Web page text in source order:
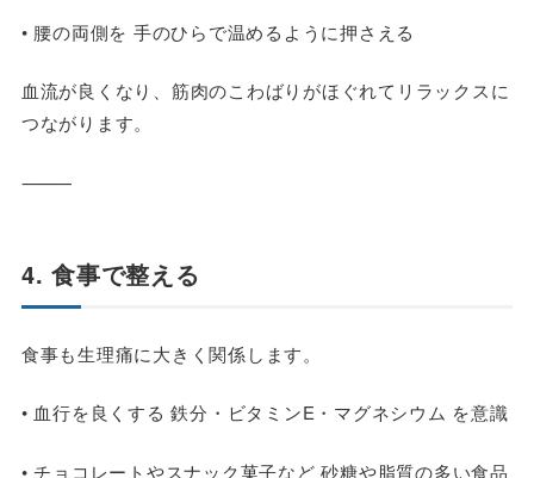
• 腰の両側を 手のひらで温めるように押さえる
血流が良くなり、筋肉のこわばりがほぐれてリラックスに
つながります。
⸻
4. 食事で整える
食事も生理痛に大きく関係します。
• 血行を良くする 鉄分・ビタミンE・マグネシウム を意識
• チョコレートやスナック菓子など 砂糖や脂質の多い食品